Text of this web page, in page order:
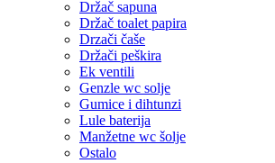
Držač sapuna
Držač toalet papira
Drzači čaše
Držači peškira
Ek ventili
Genzle wc solje
Gumice i dihtunzi
Lule baterija
Manžetne wc šolje
Ostalo